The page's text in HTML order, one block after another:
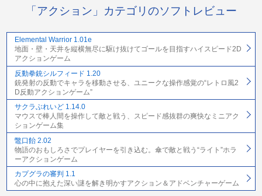
「アクション」カテゴリのソフトレビュー
Elemental Warrior 1.01e
地面・壁・天井を縦横無尽に駆け抜けてゴールを目指すハイスピード2D
アクションゲーム
反動拳銃シルフィード 1.20
銃発射の反動でキャラを移動させる、ユニークな操作感覚の“レトロ風2
D反動アクションゲーム”
サクラぶれいど 1.14.0
マウスで棒人間を操作して敵と戦う、スピード感抜群の爽快なミニアク
ションゲーム集
鼈口飴 2.02
物語のおもしろさでプレイヤーを引き込む。傘で敵と戦う“ライト”ホラ
ーアクションゲーム
カプグラの審判 1.1
心の中に抱えた深い謎を解き明かすアクション＆アドベンチャーゲーム